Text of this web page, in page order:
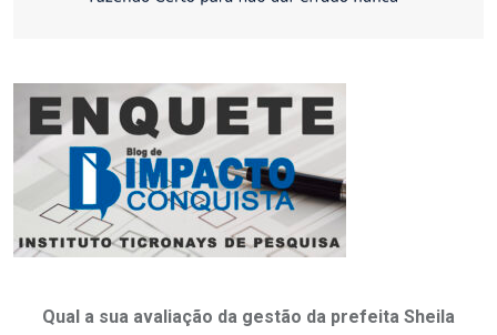
Qual a sua avaliação da gestão da prefeita Sheila